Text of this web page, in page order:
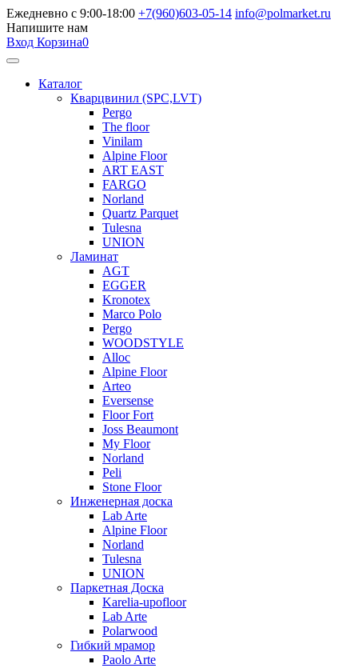
Ежедневно с 9:00-18:00 +7(960)603-05-14 info@polmarket.ru
Напишите нам
Вход Корзина0
Каталог
Кварцвинил (SPC,LVT)
Pergo
The floor
Vinilam
Alpine Floor
ART EAST
FARGO
Norland
Quartz Parquet
Tulesna
UNION
Ламинат
AGT
EGGER
Kronotex
Marco Polo
Pergo
WOODSTYLE
Alloc
Alpine Floor
Arteo
Eversense
Floor Fort
Joss Beaumont
My Floor
Norland
Peli
Stone Floor
Инженерная доска
Lab Arte
Alpine Floor
Norland
Tulesna
UNION
Паркетная Доска
Karelia-upofloor
Lab Arte
Polarwood
Гибкий мрамор
Paolo Arte